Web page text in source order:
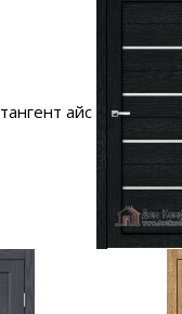
тангент айс